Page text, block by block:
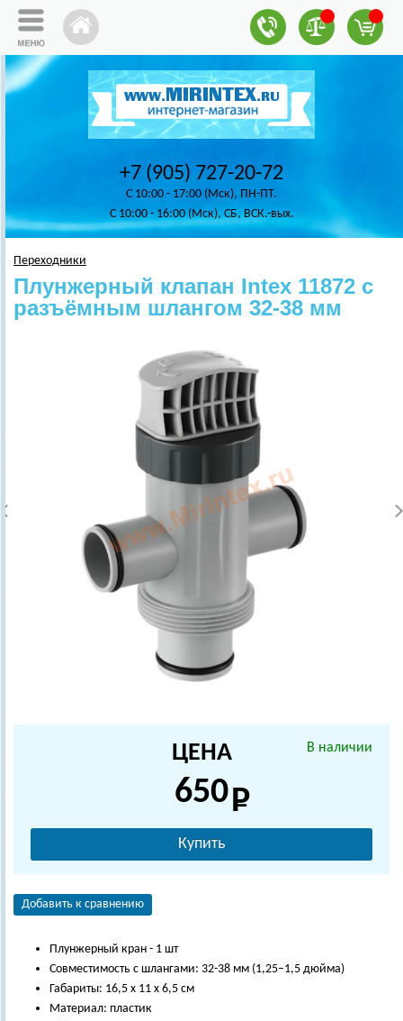
+7 (905) 727-20-72
C 10:00 - 17:00 (Мск), ПН-ПТ.
C 10:00 - 16:00 (Мск), СБ, ВСК.-вых.
Переходники
Плунжерный клапан Intex 11872 с
разъёмным шлангом 32-38 мм
В наличии
ЦЕНА
650
Купить
Добавить к сравнению
Плунжерный кран - 1 шт
Совместимость с шлангами: 32-38 мм (1,25–1,5 дюйма)
Габариты: 16,5 х 11 х 6,5 см
Материал: пластик